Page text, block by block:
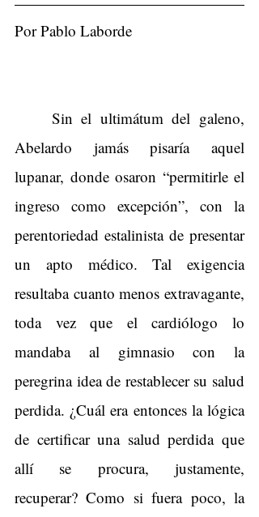
Por Pablo Laborde
Sin el ultimátum del galeno,
Abelardo jamás pisaría aquel
lupanar, donde osaron “permitirle el
ingreso como excepción”, con la
perentoriedad estalinista de presentar
un apto médico. Tal exigencia
resultaba cuanto menos extravagante,
toda vez que el cardiólogo lo
mandaba al gimnasio con la
peregrina idea de restablecer su salud
perdida. ¿Cuál era entonces la lógica
de certificar una salud perdida que
allí se procura, justamente,
recuperar? Como si fuera poco, la